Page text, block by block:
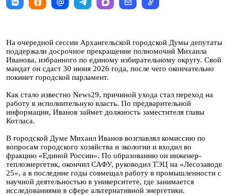
На очередной сессии Архангельской городской Думы депутаты
поддержали досрочное прекращение полномочий Михаила
Иванова, избранного по единому избирательному округу. Свой
мандат он сдаст 30 июня 2026 года, после чего окончательно
покинет городской парламент.
Как стало известно News29, причиной ухода стал переход на
работу в исполнительную власть. По предварительной
информации, Иванов займет должность заместителя главы
Котласа.
В городской Думе Михаил Иванов возглавлял комиссию по
вопросам городского хозяйства и экологии и входил во
фракцию «Единой России». По образованию он инженер-
теплоэнергетик, окончил САФУ, руководил ТЭЦ на «Лесозаводе
25», а в последние годы совмещал работу в промышленности с
научной деятельностью в университете, где занимается
исследованиями в сфере альтернативной энергетики.